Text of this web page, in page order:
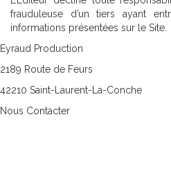
frauduleuse d’un tiers ayant
informations présentées sur le Site.
Eyraud Production
2189 Route de Feurs
42210 Saint-Laurent-La-Conche
Nous Contacter